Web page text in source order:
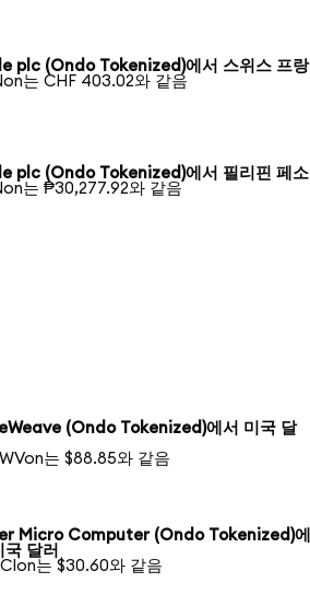
plc (Ondo Tokenized)에서 스위스 프랑
는 CHF 403.02와 같음
plc (Ondo Tokenized)에서 필리핀 페소
는 ₱30,277.92와 같음
(Ondo Tokenized)에서 미국 달
는 $88.85와 같음
Micro Computer (Ondo Tokenized)에
국 달러
는 $30.60와 같음